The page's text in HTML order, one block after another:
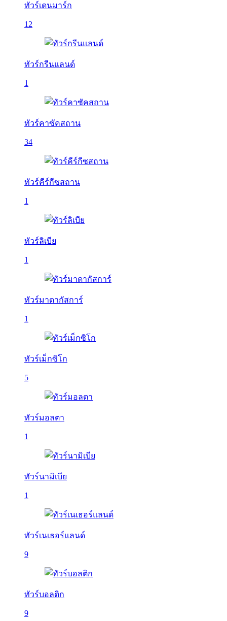
ทัวร์เดนมาร์ก
12
ทัวร์กรีนแลนด์
1
ทัวร์คาซัคสถาน
34
ทัวร์คีร์กีซสถาน
1
ทัวร์ลิเบีย
1
ทัวร์มาดากัสการ์
1
ทัวร์เม็กซิโก
5
ทัวร์มอลตา
1
ทัวร์นามิเบีย
1
ทัวร์เนเธอร์แลนด์
9
ทัวร์บอลติก
9